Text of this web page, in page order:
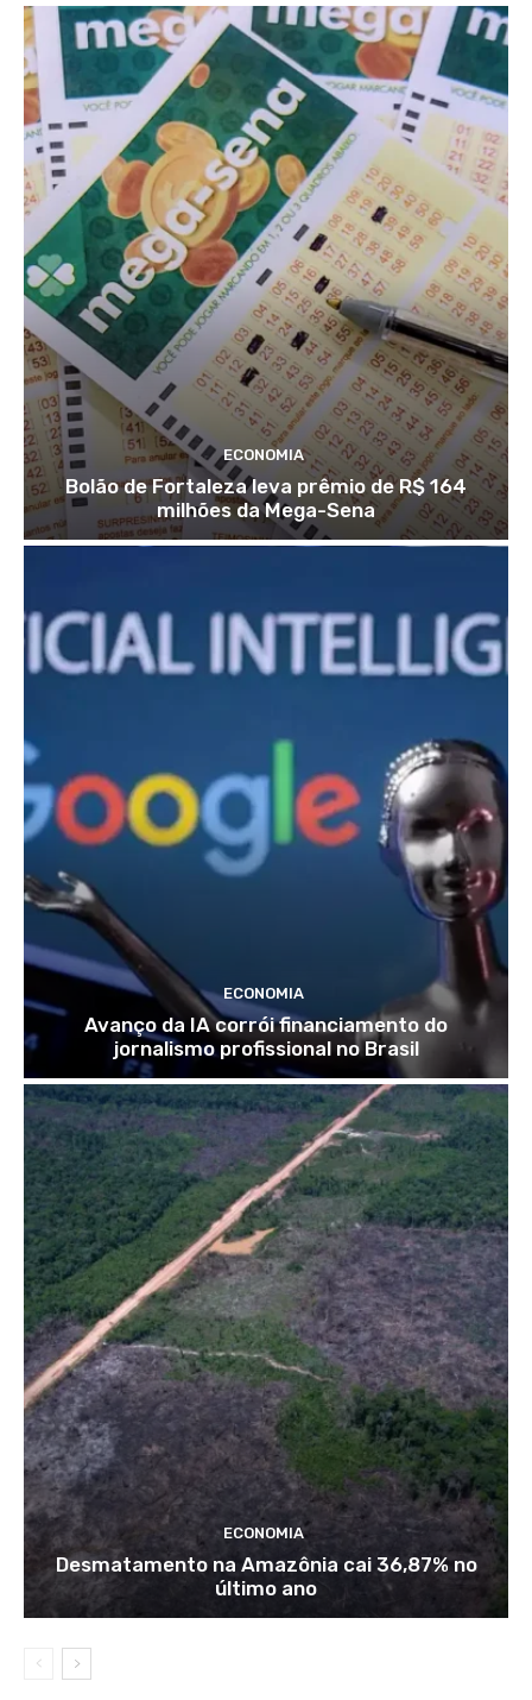
ECONOMIA
Bolão de Fortaleza leva prêmio de R$ 164
milhões da Mega-Sena
ECONOMIA
Avanço da IA corrói financiamento do
jornalismo profissional no Brasil
ECONOMIA
Desmatamento na Amazônia cai 36,87% no
último ano